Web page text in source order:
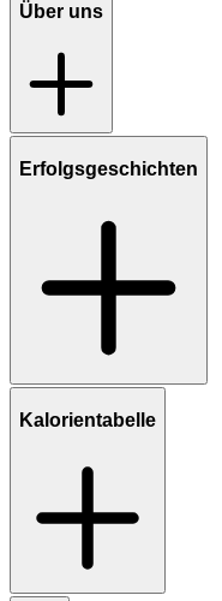
Über uns
Erfolgsgeschichten
Kalorientabelle